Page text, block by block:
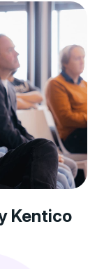
Kentico